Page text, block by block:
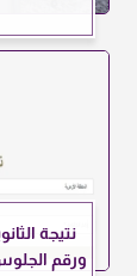
ورقم الجلوس